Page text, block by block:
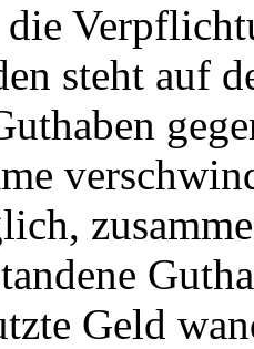
steht auf
Geld